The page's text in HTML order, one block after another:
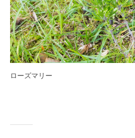
ローズマリー